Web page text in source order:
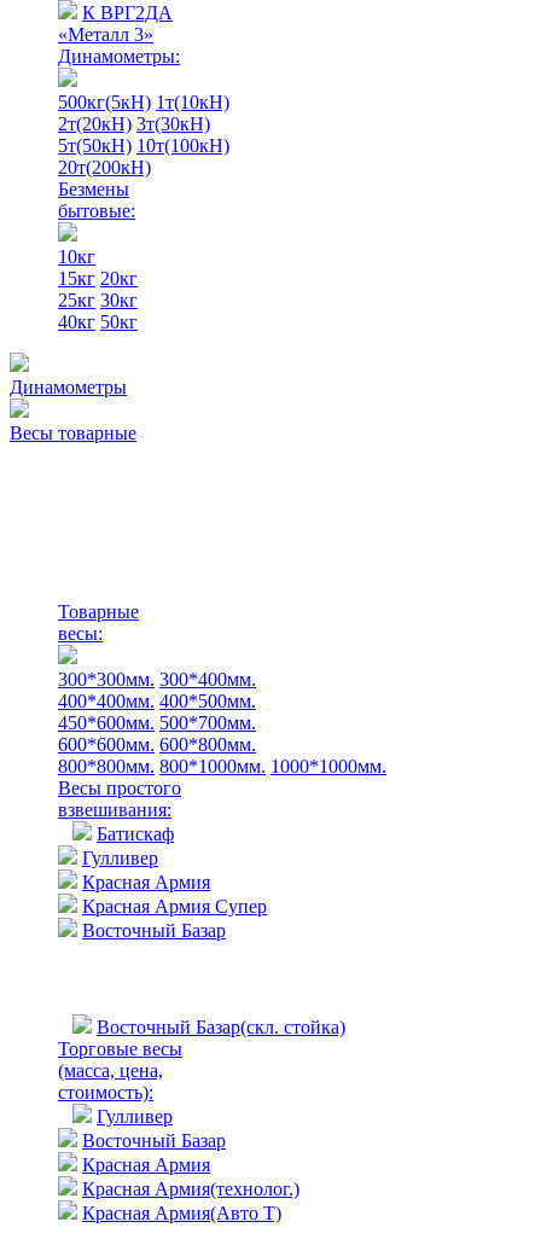
К ВРГ2ДА
«Металл 3»
Динамометры:
500кг(5кН) 1т(10кН)
2т(20кН) 3т(30кН)
5т(50кН) 10т(100кН)
20т(200кН)
Безмены
бытовые:
10кг
15кг 20кг
25кг 30кг
40кг 50кг
Динамометры
Весы товарные
Товарные
весы:
300*300мм. 300*400мм.
400*400мм. 400*500мм.
450*600мм. 500*700мм.
600*600мм. 600*800мм.
800*800мм. 800*1000мм. 1000*1000мм.
Весы простого
взвешивания:
Батискаф
Гулливер
Красная Армия
Красная Армия Супер
Восточный Базар
Восточный Базар(скл. стойка)
Торговые весы
(масса, цена,
стоимость):
Гулливер
Восточный Базар
Красная Армия
Красная Армия(технолог.)
Красная Армия(Авто Т)